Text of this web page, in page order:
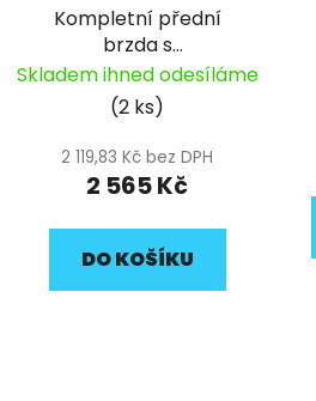
Kompletní přední
brzda s
dvoupístkovým
brzdovým třmenem
pitbike YCF
Skladem ihned odesíláme
(2 ks)
2 119,83 Kč bez DPH
2 565 Kč
DO KOŠÍKU